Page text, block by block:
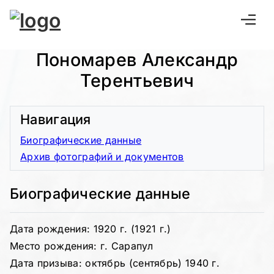
Пономарев Александр
Терентьевич
Биографические данные
Дата рождения: 1920 г. (1921 г.)
Место рождения: г. Сарапул
Дата призыва: октябрь (сентябрь) 1940 г.
Навигация
Биографические данные
Архив фотографий и документов